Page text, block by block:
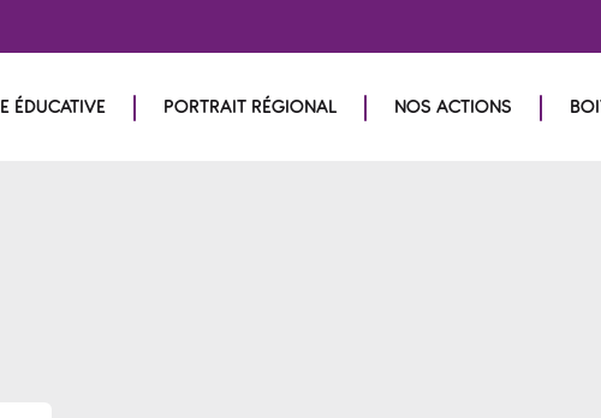
ÉDUCATIVE PORTRAIT RÉGIONAL NOS ACTIONS